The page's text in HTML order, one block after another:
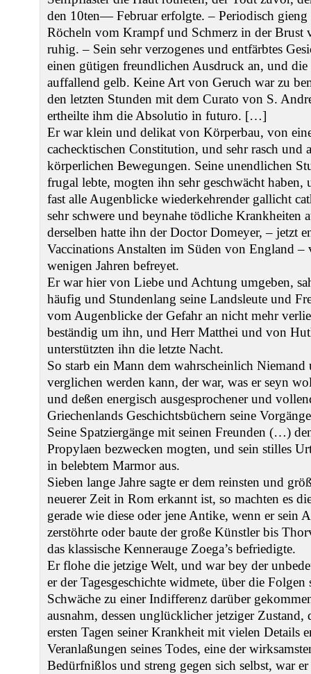
den 10ten— Februar erfolgte. – Periodisch gieng
Röcheln vom Krampf und Schmerz in der Brust
ruhig. – Sein sehr verzogenes und entfärbtes
einen gütigen freundlichen Ausdruck an, und die
auffallend gelb. Keine Art von Geruch war zu
den letzten Stunden mit dem Curato von S.
ertheilte ihm die Absolutio in futuro. […]
Er war klein und delikat von Körperbau, von
cachecktischen Constitution, und sehr rasch und
körperlichen Bewegungen. Seine unendlichen
frugal lebte, mogten ihn sehr geschwächt haben,
fast alle Augenblicke wiederkehrender gallicht
sehr schwere und beynahe tödliche Krankheiten
derselben hatte ihn der Doctor Domeyer, – jetzt
Vaccinations Anstalten im Süden von England
wenigen Jahren befreyet.
Er war hier von Liebe und Achtung umgeben,
häufig und Stundenlang seine Landsleute und
vom Augenblicke der Gefahr an nicht mehr
beständig um ihn, und Herr Matthei und von
unterstützten ihn die letzte Nacht.
So starb ein Mann dem wahrscheinlich Niemand
verglichen werden kann, der war, was er seyn
und deßen energisch ausgesprochener und
Griechenlands Geschichtsbüchern seine
Seine Spatziergänge mit seinen Freunden (…)
Propylaen bezwecken mogten, und sein stilles
in belebtem Marmor aus.
Sieben lange Jahre sagte er dem reinsten und
neuerer Zeit in Rom erkannt ist, so machten es
gerade wie diese oder jene Antike, wenn er sein
zerstöhrte oder baute der große Künstler bis
das klassische Kennerauge Zoega’s befriedigte.
Er flohe die jetzige Welt, und war bey der
er der Tagesgeschichte widmete, über die
Schwäche zu einer Indifferenz darüber
ausnahm, dessen unglücklicher jetziger
ersten Tagen seiner Krankheit mit vielen Details
Veranlaßungen seines Todes, eine der
Bedürfnißlos und streng gegen sich selbst, war